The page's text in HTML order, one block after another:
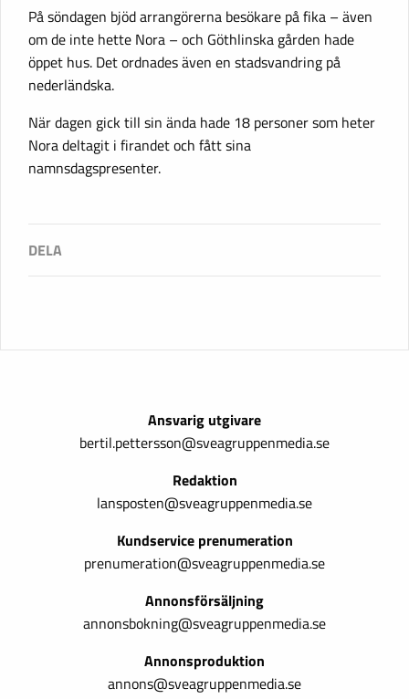
På söndagen bjöd arrangörerna besökare på fika – även
om de inte hette Nora – och Göthlinska gården hade
öppet hus. Det ordnades även en stadsvandring på
nederländska.
När dagen gick till sin ända hade 18 personer som heter
Nora deltagit i firandet och fått sina
namnsdagspresenter.
Ansvarig utgivare
bertil.pettersson@sveagruppenmedia.se
Redaktion
lansposten@sveagruppenmedia.se
Kundservice prenumeration
prenumeration@sveagruppenmedia.se
Annonsförsäljning
annonsbokning@sveagruppenmedia.se
Annonsproduktion
annons@sveagruppenmedia.se